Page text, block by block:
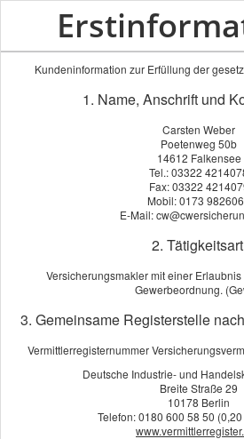
Kundeninformation zur Erfüllung der
1. Name, Anschrift und
Carsten Weber
Poetenweg 50b
14612 Falkensee
Tel.: 03322
Fax: 03322
Mobil: 0173
E-Mail:
2.
Versicherungsmakler mit einer
Gewerbeordnung.
3. Gemeinsame Registerstelle
Vermittlerregisternummer
Deutsche Industrie- und
Breite Straße 29
10178 Berlin
Telefon: 0180 600 58 50